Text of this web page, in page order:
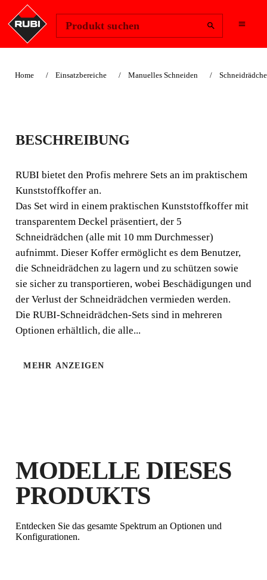
Produkt suchen
Home Einsatzbereiche Manuelles Schneiden
SCHNEIDRAD SET 1
Kunststoffkoffer an. Das Set wird in einem praktischen
Kunststoffkoffer mit transparentem Deckel präsentiert,
aufnimmt.
BESCHREIBUNG
RUBI bietet den Profis mehrere Sets an im praktischem
Kunststoffkoffer an.
Das Set wird in einem praktischen Kunststoffkoffer mit
transparentem Deckel präsentiert, der 5
Schneidrädchen (alle mit 10 mm Durchmesser)
aufnimmt. Dieser Koffer ermöglicht es dem Benutzer,
die Schneidrädchen zu lagern und zu schützen sowie
sie sicher zu transportieren, wobei Beschädigungen und
der Verlust der Schneidrädchen vermieden werden.
Die RUBI-Schneidrädchen-Sets sind in mehreren
Optionen erhältlich, die alle...
MEHR ANZEIGEN
MODELLE DIESES
PRODUKTS
Entdecken Sie das gesamte Spektrum an Optionen und
Konfigurationen.